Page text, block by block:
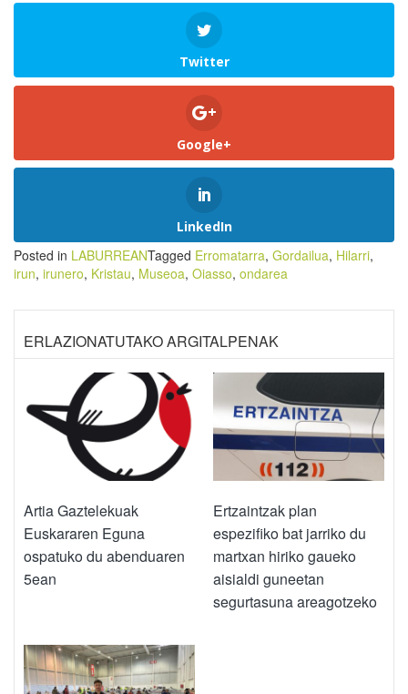
Twitter
Google+
LinkedIn
Posted in LABURREANTagged Erromatarra, Gordailua, Hilarri,
irun, irunero, Kristau, Museoa, Oiasso, ondarea
ERLAZIONATUTAKO ARGITALPENAK
Artia Gaztelekuak
Euskararen Eguna
ospatuko du abenduaren
5ean
Ertzaintzak plan
espezifiko bat jarriko du
martxan hiriko gaueko
aisialdi guneetan
segurtasuna areagotzeko